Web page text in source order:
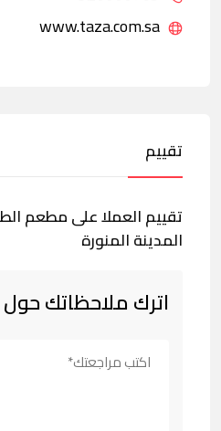
تقييم
المدينة المنورة
اترك ملاحظاتك